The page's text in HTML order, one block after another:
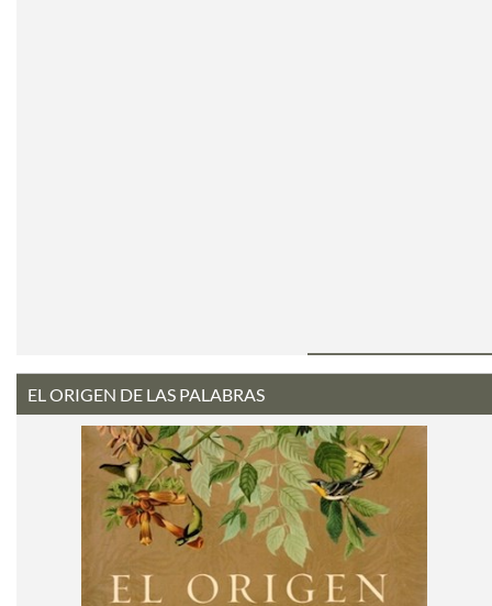
EL ORIGEN DE LAS PALABRAS